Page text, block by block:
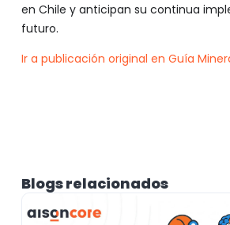
en Chile y anticipan su continua
futuro.
Ir a publicación original en Guía
Blogs relacionados